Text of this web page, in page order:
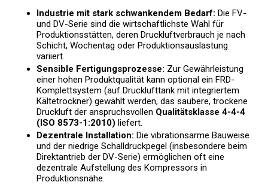
Industrie mit stark schwankendem Bedarf: Die FV-
und DV-Serie sind die wirtschaftlichste Wahl für
Produktionsstätten, deren Druckluftverbrauch je nach
Schicht, Wochentag oder Produktionsauslastung
variiert.
Sensible Fertigungsprozesse: Zur Gewährleistung
einer hohen Produktqualität kann optional ein FRD-
Komplettsystem (auf Drucklufttank mit integriertem
Kältetrockner) gewählt werden, das saubere, trockene
Druckluft der anspruchsvollen Qualitätsklasse 4-4-4
(ISO 8573-1:2010) liefert.
Dezentrale Installation: Die vibrationsarme Bauweise
und der niedrige Schalldruckpegel (insbesondere beim
Direktantrieb der DV-Serie) ermöglichen oft eine
dezentrale Aufstellung des Kompressors in
Produktionsnähe.